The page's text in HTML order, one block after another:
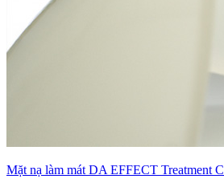
Mặt nạ làm mát DA EFFECT Treatment